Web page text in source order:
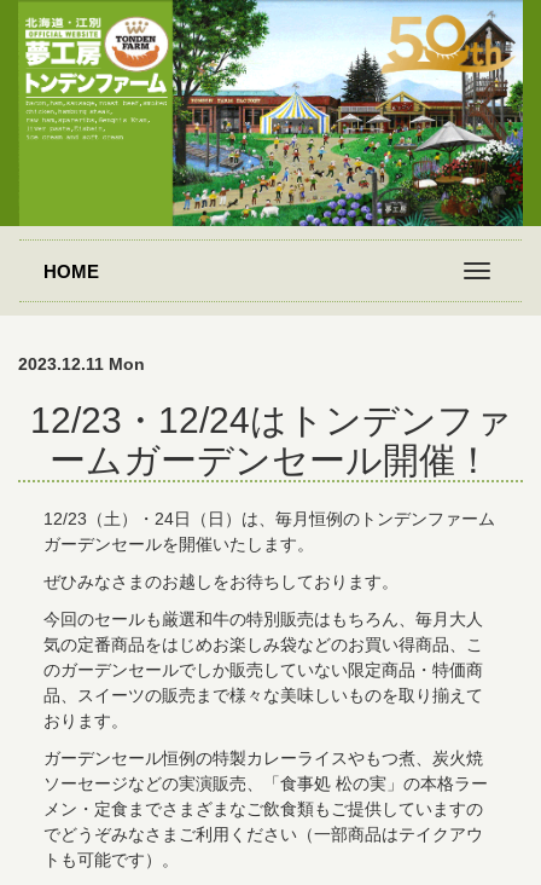
HOME
2023.12.11 Mon
12/23・12/24はトンデンファ
ームガーデンセール開催！
12/23（土）・24日（日）は、毎月恒例のトンデンファーム
ガーデンセールを開催いたします。
ぜひみなさまのお越しをお待ちしております。
今回のセールも厳選和牛の特別販売はもちろん、毎月大人
気の定番商品をはじめお楽しみ袋などのお買い得商品、こ
のガーデンセールでしか販売していない限定商品・特価商
品、スイーツの販売まで様々な美味しいものを取り揃えて
おります。
ガーデンセール恒例の特製カレーライスやもつ煮、炭火焼
ソーセージなどの実演販売、「食事処 松の実」の本格ラー
メン・定食までさまざまなご飲食類もご提供していますの
でどうぞみなさまご利用ください（一部商品はテイクアウ
トも可能です）。